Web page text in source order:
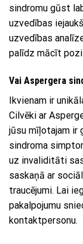
sindromu gūst
uzvedības
uzvedības
palīdz mācīt
Vai Aspergera
Ikvienam ir
Cilvēki ar
jūsu mīļotajam ir
sindroma
uz invaliditāti
saskaņā ar
traucējumi. Lai
pakalpojumu
kontaktpersonu.